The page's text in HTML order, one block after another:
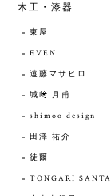
木工・漆器
東屋
EVEN
遠藤マサヒロ
城﨑 月甫
shimoo design
田澤 祐介
徒爾
TONGARI SANTA